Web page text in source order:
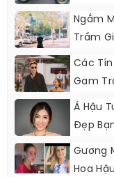
Ngắm
Trầm
Các Tín
Gam
Á Hậu
Đẹp
Gương
Hoa